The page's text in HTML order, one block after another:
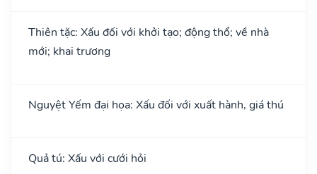
Thiên tặc: Xấu đối với khởi tạo; động thổ; về nhà
mới; khai trương
Nguyệt Yếm đại họa: Xấu đối với xuất hành, giá thú
Quả tú: Xấu với cưới hỏi